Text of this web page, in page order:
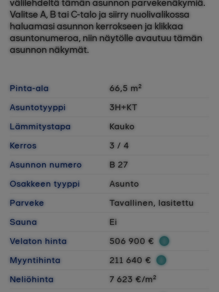
Valitse A, B tai C-talo ja siirry nuolivalikossa
haluamasi asunnon kerrokseen ja klikkaa
asuntonumeroa, niin näytölle avautuu tämän
asunnon näkymät.
Pinta-ala
66,5 m²
Asuntotyyppi
3H+KT
Lämmitystapa
Kauko
Kerros
3 / 4
Asunnon numero
B 27
Osakkeen tyyppi
Asunto
Parveke
Tavallinen, lasitettu
Sauna
Ei
Velaton hinta
506 900 €
Myyntihinta
211 640 €
Neliöhinta
7 623 €/m²